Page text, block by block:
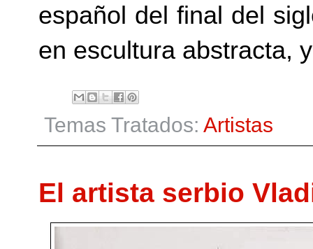
español del final del
en escultura abstracta,
Temas Tratados: Artistas
El artista serbio